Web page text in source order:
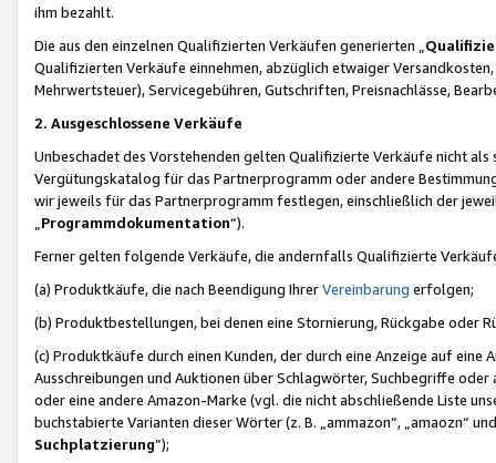
ihm bezahlt.
Die aus den einzelnen Qualifizierten Verkäufen generierten „
Qualifizierten Verkäufe einnehmen, abzüglich etwaiger
Mehrwertsteuer), Servicegebühren, Gutschriften, Preisnachlässe,
2. Ausgeschlossene Verkäufe
Unbeschadet des Vorstehenden gelten Qualifizierte Verkäufe nicht
Vergütungskatalog für das Partnerprogramm oder andere
wir jeweils für das Partnerprogramm festlegen, einschließlich der
Programmdokumentation“).
Ferner gelten folgende Verkäufe, die andernfalls Qualifizierte
(a) Produktkäufe, die nach Beendigung IhrerVereinbarung erfolgen;
(b) Produktbestellungen, bei denen eine Stornierung, Rückgabe oder
(c) Produktkäufe durch einen Kunden, der durch eine Anzeige auf
Ausschreibungen und Auktionen über Schlagwörter, Suchbegriffe
oder eine andere Amazon-Marke (vgl. die nicht abschließende Liste
buchstabierte Varianten dieser Wörter (z. B. „ammazon“, „amaozn“
Suchplatzierung”);